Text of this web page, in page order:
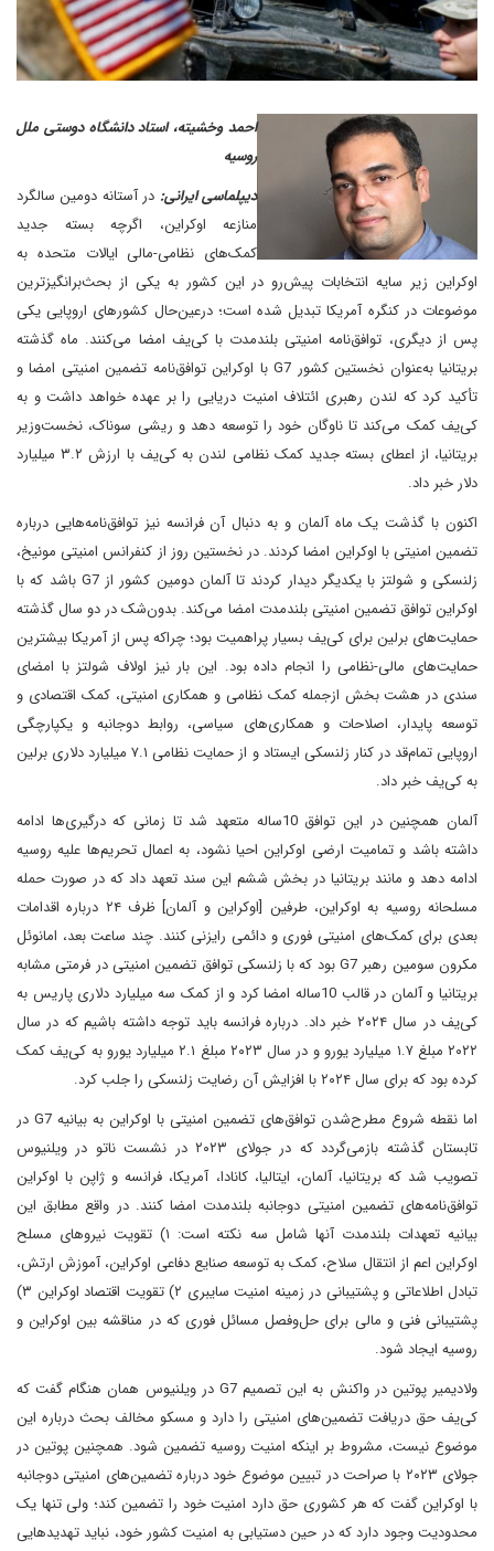
احمد وخشیته، استاد دانشگاه دوستی ملل
روسیه
دیپلماسی ایرانی: در آستانه دومین سالگرد
منازعه اوکراین، اگرچه بسته جدید
کمک‌های نظامی-مالی ایالات متحده به
اوکراین زیر سایه انتخابات پیش‌رو در این کشور به یکی از بحث‌برانگیز‌ترین
موضوعات در کنگره آمریکا تبدیل شده است؛ درعین‌حال کشورهای اروپایی یکی
پس از دیگری، توافق‌نامه امنیتی بلندمدت با کی‌یف امضا می‌کنند. ماه گذشته
بریتانیا به‌عنوان نخستین کشور G7 با اوکراین توافق‌نامه تضمین امنیتی امضا و
تأکید کرد که لندن رهبری ائتلاف امنیت دریایی را بر عهده خواهد داشت و به
‌کی‌یف کمک می‌کند تا ناوگان خود را توسعه دهد و ریشی سوناک، نخست‌وزیر
بریتانیا، از اعطای بسته جدید کمک نظامی لندن به کی‌یف با ارزش ۳.۲ میلیارد
دلار خبر داد.
اکنون با گذشت یک ماه آلمان و به دنبال آن فرانسه نیز توافق‌نامه‌هایی درباره
تضمین امنیتی با اوکراین امضا کردند. در نخستین روز از کنفرانس امنیتی مونیخ،
زلنسکی و شولتز با یکدیگر دیدار کردند تا آلمان دومین کشور از G7 باشد که با
اوکراین توافق تضمین امنیتی بلندمدت امضا می‌کند. بدون‌شک در دو سال گذشته
حمایت‌های برلین برای کی‌یف بسیار پراهمیت بود؛ چراکه پس از آمریکا بیشترین
حمایت‌های مالی-نظامی را انجام داده بود. این بار نیز اولاف شولتز با امضای
سندی در هشت بخش ازجمله کمک نظامی و همکاری امنیتی، کمک اقتصادی و
توسعه پایدار، اصلاحات و همکاری‌های سیاسی، روابط دوجانبه و یکپارچگی
اروپایی تمام‌قد در کنار زلنسکی ایستاد و از حمایت نظامی ۷.۱ میلیارد دلاری برلین
به کی‌یف خبر داد.
آلمان همچنین در این توافق 10‌ساله متعهد شد تا زمانی که درگیری‌ها ادامه
داشته باشد و تمامیت ارضی اوکراین احیا نشود، به اعمال تحریم‌ها علیه روسیه
ادامه دهد و مانند بریتانیا در بخش ششم این سند تعهد داد که در صورت حمله
مسلحانه روسیه به اوکراین، طرفین [اوکراین و آلمان] ظرف ۲۴ درباره اقدامات
بعدی برای کمک‌های امنیتی فوری و دائمی رایزنی کنند. چند ساعت بعد،‌ امانوئل
مکرون سومین رهبر G7 بود که با زلنسکی توافق تضمین امنیتی در فرمتی مشابه
بریتانیا و آلمان در قالب 10ساله امضا کرد و از کمک سه میلیارد دلاری پاریس به
کی‌یف در سال ۲۰۲۴ خبر داد. درباره فرانسه باید توجه داشته باشیم که در سال
۲۰۲۲ مبلغ ۱.۷ میلیارد یورو و در سال ۲۰۲۳ مبلغ ۲.۱ میلیارد یورو به کی‌یف کمک
کرده بود که برای سال ۲۰۲۴ با افزایش آن رضایت زلنسکی را جلب کرد.
اما نقطه شروع مطرح‌شدن توافق‌های تضمین امنیتی با اوکراین به بیانیه G7 در
تابستان گذشته بازمی‌گردد که در جولای ۲۰۲۳ در نشست ناتو در ویلنیوس
تصویب شد که بریتانیا، آلمان، ایتالیا، کانادا، آمریکا، فرانسه و ژاپن با اوکراین
توافق‌نامه‌های تضمین امنیتی دوجانبه بلندمدت امضا کنند. در واقع مطابق این
بیانیه تعهدات بلندمدت آنها شامل سه نکته است: ۱) تقویت نیروهای مسلح
اوکراین اعم از انتقال سلاح، کمک به توسعه صنایع دفاعی اوکراین، آموزش ارتش،
تبادل اطلاعاتی و پشتیبانی در زمینه امنیت سایبری ۲) تقویت اقتصاد اوکراین ۳)
پشتیبانی فنی و مالی برای حل‌وفصل مسائل فوری که در مناقشه بین اوکراین و
روسیه ایجاد شود.
ولادیمیر پوتین در واکنش به این تصمیم G7 در ویلنیوس همان هنگام گفت که
کی‌یف حق دریافت تضمین‌های امنیتی را دارد و مسکو مخالف بحث درباره این
موضوع نیست، مشروط بر اینکه امنیت روسیه تضمین شود. همچنین پوتین در
جولای ۲۰۲۳ با صراحت در تبیین موضوع خود درباره تضمین‌های امنیتی دوجانبه
با اوکراین گفت که هر کشوری حق دارد امنیت خود را تضمین کند؛ ولی تنها یک
محدودیت وجود دارد که در حین دستیابی به امنیت کشور خود،‌ نباید تهدیدهایی